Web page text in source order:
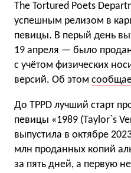
The Tortured Poets
успешным релизом в
певицы. В перый день
19 апреля — было
с учётом физических
версий. Об этом
До TPPD лучший старт
певицы «1989 (Taylor`s
выпустила в октябре
млн проданных копий
за пять дней, а первую